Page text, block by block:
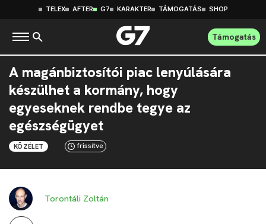
TELEX AFTER G7 KARAKTER TÁMOGATÁS SHOP
Támogatás
A magánbiztosítói piac lenyúlására
készülhet a kormány, hogy
egyeseknek rendbe tegye az
egészségügyet
KÖZÉLET frissítve
Torontáli Zoltán